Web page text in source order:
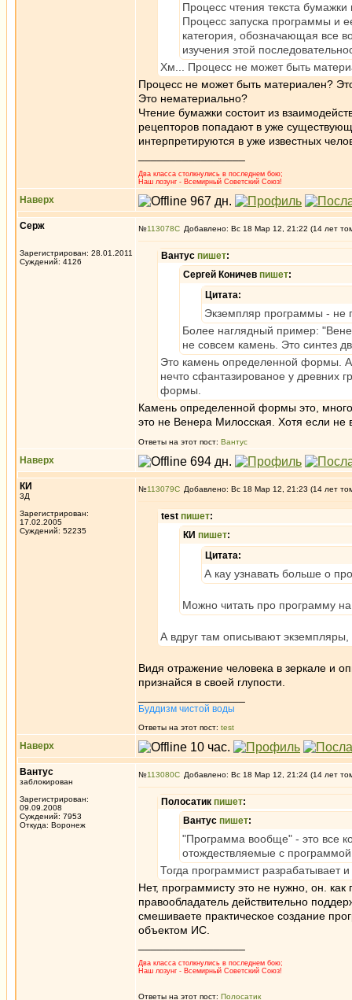
Процесс чтения текста
Процесс запуска программы и
категория, обозначающая все
изучения этой
Хм... Процесс не может быть
Процесс не может быть материален?
Это нематериально?
Чтение бумажки состоит из
рецепторов попадают в уже
интерпретируются в уже известных
Два класса столкнулись в последнем бою;
Наш лозунг - Всемирный Советский Союз!
Наверх
Серж
Зарегистрирован: 28.01.2011
Суждений: 4126
№113078 Добавлено: Вс 18 Мар 12, 21:22 (14 лет
Вантус пишет:
Сергей Коничев пишет:
Цитата:
Экземпляр программы - не
Более наглядный пример:
не совсем камень. Это синтез
Это камень определенной формы. А
нечто сфантазированое у древних
формы.
Камень определенной формы это,
это не Венера Милосская. Хотя если не
Ответы на этот пост: Вантус
Наверх
КИ
3Д
Зарегистрирован:
17.02.2005
Суждений: 52235
№113079 Добавлено: Вс 18 Мар 12, 21:23 (14 лет
test пишет:
КИ пишет:
Цитата:
А кау узнавать больше о
Можно читать про программу
А вдруг там описывают
Видя отражение человека в зеркале и
признайся в своей глупости.
Буддизм чистой воды
Ответы на этот пост: test
Наверх
Вантус
заблокирован
Зарегистрирован:
09.09.2008
Суждений: 7953
Откуда: Воронеж
№113080 Добавлено: Вс 18 Мар 12, 21:24 (14 лет
Полосатик пишет:
Вантус пишет:
"Программа вообще" - это все
отождествляемые с
Тогда программист разрабатывает
Нет, программисту это не нужно, он.
правообладатель действительно
смешиваете практическое создание
объектом ИС.
Два класса столкнулись в последнем бою;
Наш лозунг - Всемирный Советский Союз!
Ответы на этот пост: Полосатик